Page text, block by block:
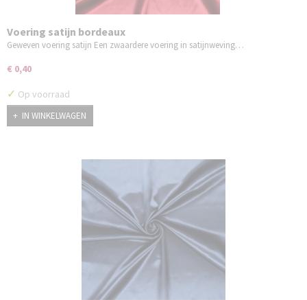
Voering satijn bordeaux
Geweven voering satijn Een zwaardere voering in satijnweving…
€ 0,40
✓ Op voorraad
IN WINKELWAGEN